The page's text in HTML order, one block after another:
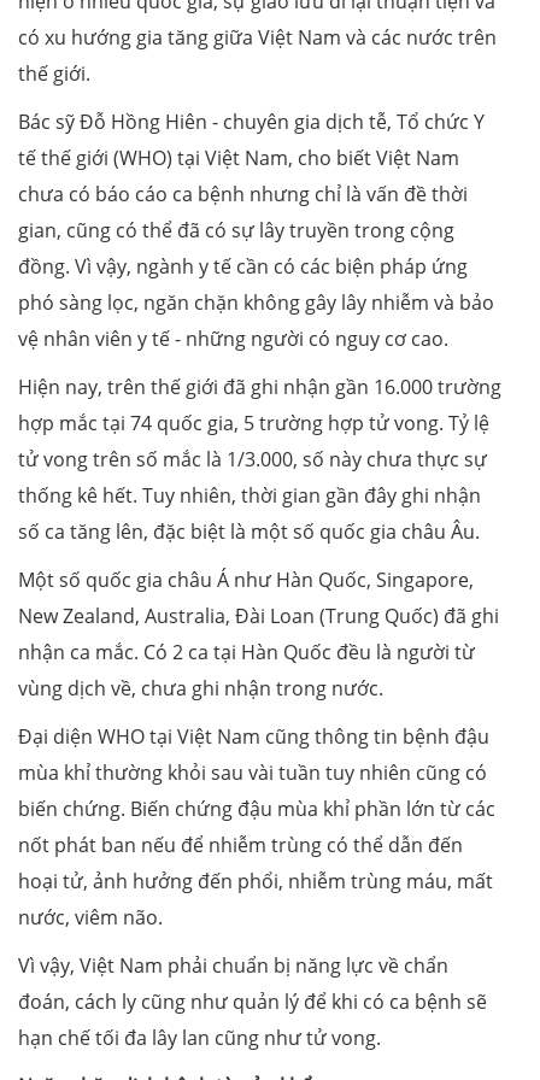
có xu hướng gia tăng giữa Việt Nam và các nước trên
thế giới.
Bác sỹ Đỗ Hồng Hiên - chuyên gia dịch tễ, Tổ chức Y
tế thế giới (WHO) tại Việt Nam, cho biết Việt Nam
chưa có báo cáo ca bệnh nhưng chỉ là vấn đề thời
gian, cũng có thể đã có sự lây truyền trong cộng
đồng. Vì vậy, ngành y tế cần có các biện pháp ứng
phó sàng lọc, ngăn chặn không gây lây nhiễm và bảo
vệ nhân viên y tế - những người có nguy cơ cao.
Hiện nay, trên thế giới đã ghi nhận gần 16.000 trường
hợp mắc tại 74 quốc gia, 5 trường hợp tử vong. Tỷ lệ
tử vong trên số mắc là 1/3.000, số này chưa thực sự
thống kê hết. Tuy nhiên, thời gian gần đây ghi nhận
số ca tăng lên, đặc biệt là một số quốc gia châu Âu.
Một số quốc gia châu Á như Hàn Quốc, Singapore,
New Zealand, Australia, Đài Loan (Trung Quốc) đã ghi
nhận ca mắc. Có 2 ca tại Hàn Quốc đều là người từ
vùng dịch về, chưa ghi nhận trong nước.
Đại diện WHO tại Việt Nam cũng thông tin bệnh đậu
mùa khỉ thường khỏi sau vài tuần tuy nhiên cũng có
biến chứng. Biến chứng đậu mùa khỉ phần lớn từ các
nốt phát ban nếu để nhiễm trùng có thể dẫn đến
hoại tử, ảnh hưởng đến phổi, nhiễm trùng máu, mất
nước, viêm não.
Vì vậy, Việt Nam phải chuẩn bị năng lực về chẩn
đoán, cách ly cũng như quản lý để khi có ca bệnh sẽ
hạn chế tối đa lây lan cũng như tử vong.